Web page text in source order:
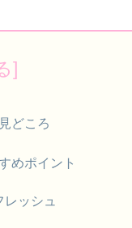
どころ
めポイント
ッシュ